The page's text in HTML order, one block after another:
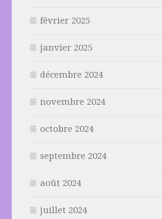
février 2025
janvier 2025
décembre 2024
novembre 2024
octobre 2024
septembre 2024
août 2024
juillet 2024